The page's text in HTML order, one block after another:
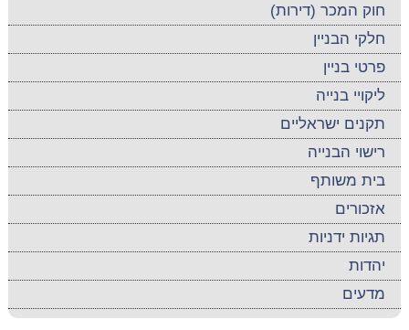
חוק המכר (דירות)
חלקי הבניין
פרטי בניין
ליקויי בנייה
תקנים ישראליים
רישוי הבנייה
בית משותף
אזכורים
תגיות ידניות
יהדות
מדעים